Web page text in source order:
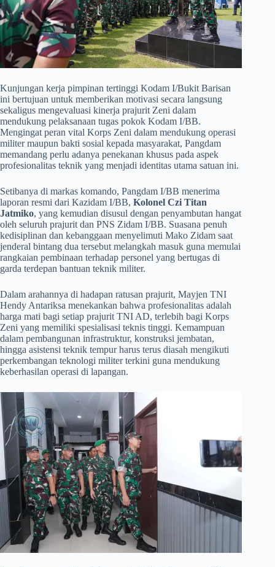
​Kunjungan kerja pimpinan tertinggi Kodam I/Bukit Barisan
ini bertujuan untuk memberikan motivasi secara langsung
sekaligus mengevaluasi kinerja prajurit Zeni dalam
mendukung pelaksanaan tugas pokok Kodam I/BB.
Mengingat peran vital Korps Zeni dalam mendukung operasi
militer maupun bakti sosial kepada masyarakat, Pangdam
memandang perlu adanya penekanan khusus pada aspek
profesionalitas teknik yang menjadi identitas utama satuan ini.
​Setibanya di markas komando, Pangdam I/BB menerima
laporan resmi dari Kazidam I/BB, Kolonel Czi Titan
Jatmiko, yang kemudian disusul dengan penyambutan hangat
oleh seluruh prajurit dan PNS Zidam I/BB. Suasana penuh
kedisiplinan dan kebanggaan menyelimuti Mako Zidam saat
jenderal bintang dua tersebut melangkah masuk guna memulai
rangkaian pembinaan terhadap personel yang bertugas di
garda terdepan bantuan teknik militer.
​Dalam arahannya di hadapan ratusan prajurit, Mayjen TNI
Hendy Antariksa menekankan bahwa profesionalitas adalah
harga mati bagi setiap prajurit TNI AD, terlebih bagi Korps
Zeni yang memiliki spesialisasi teknis tinggi. Kemampuan
dalam pembangunan infrastruktur, konstruksi jembatan,
hingga asistensi teknik tempur harus terus diasah mengikuti
perkembangan teknologi militer terkini guna mendukung
keberhasilan operasi di lapangan.